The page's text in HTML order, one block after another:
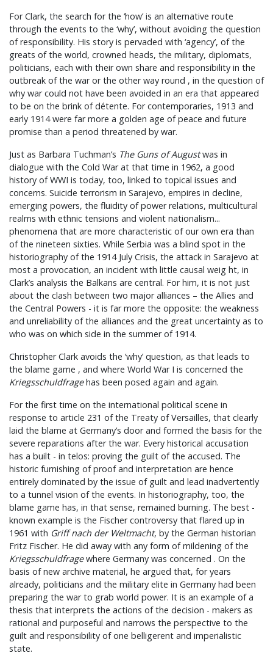
For Clark, the search for the ‘how’ is an alternative route
through the events to the ‘why’, without avoiding the question
of responsibility. His story is pervaded with ‘agency’, of the
greats of the world, crowned heads, the military, diplomats,
politicians, each with their own share and responsibility in the
outbreak of the war or the other way round , in the question of
why war could not have been avoided in an era that appeared
to be on the brink of détente. For contemporaries, 1913 and
early 1914 were far more a golden age of peace and future
promise than a period threatened by war.
Just as Barbara Tuchman’s The Guns of Augustwas in
dialogue with the Cold War at that time in 1962, a good
history of WWI is today, too, linked to topical issues and
concerns. Suicide terrorism in Sarajevo, empires in decline,
emerging powers, the fluidity of power relations, multicultural
realms with ethnic tensions and violent nationalism...
phenomena that are more characteristic of our own era than
of the nineteen sixties. While Serbia was a blind spot in the
historiography of the 1914 July Crisis, the attack in Sarajevo at
most a provocation, an incident with little causal weig ht, in
Clark’s analysis the Balkans are central. For him, it is not just
about the clash between two major alliances – the Allies and
the Central Powers - it is far more the opposite: the weakness
and unreliability of the alliances and the great uncertainty as to
who was on which side in the summer of 1914.
Christopher Clark avoids the ‘why’ question, as that leads to
the blame game , and where World War I is concerned the
Kriegsschuldfragehas been posed again and again.
For the first time on the international political scene in
response to article 231 of the Treaty of Versailles, that clearly
laid the blame at Germany’s door and formed the basis for the
severe reparations after the war. Every historical accusation
has a built - in telos: proving the guilt of the accused. The
historic furnishing of proof and interpretation are hence
entirely dominated by the issue of guilt and lead inadvertently
to a tunnel vision of the events. In historiography, too, the
blame game has, in that sense, remained burning. The best -
known example is the Fischer controversy that flared up in
1961 with Griff nach der Weltmacht, by the German historian
Fritz Fischer. He did away with any form of mildening of the
Kriegsschuldfragewhere Germany was concerned . On the
basis of new archive material, he argued that, for years
already, politicians and the military elite in Germany had been
preparing the war to grab world power. It is an example of a
thesis that interprets the actions of the decision - makers as
rational and purposeful and narrows the perspective to the
guilt and responsibility of one belligerent and imperialistic
state.